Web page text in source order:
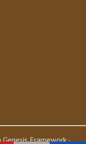
Genesis Framework·